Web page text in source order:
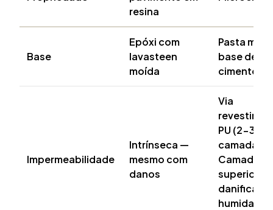
resina
Base
Epóxi com
lavasteen
moída
Pasta
base de
cimento
Impermeabilidade
Intrínseca —
mesmo com
danos
Via
PU (2-3
camadas).
Camada
superior
danificada
humidade